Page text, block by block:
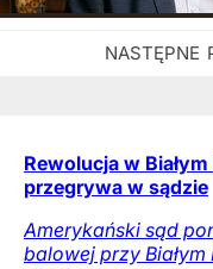
Rewolucja w
przegrywa w sądzie
Amerykański sąd
balowej przy